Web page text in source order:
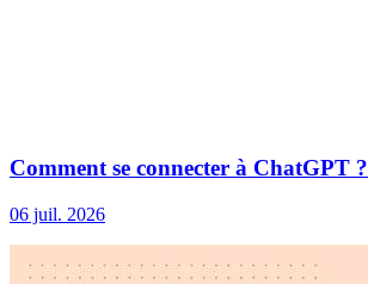
Comment se connecter à ChatGPT ?
06 juil. 2026